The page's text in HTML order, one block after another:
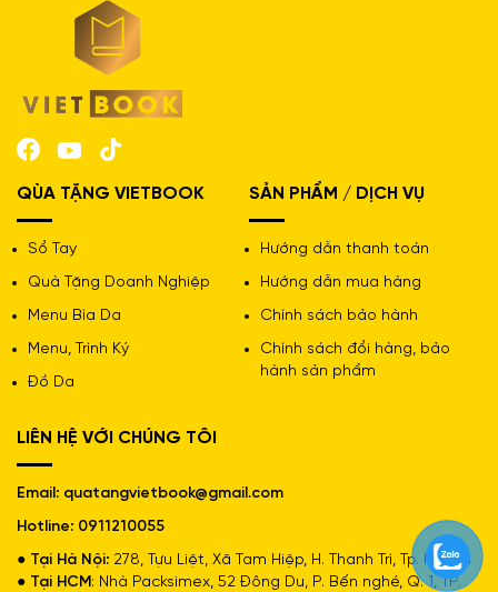
QÙA TẶNG VIETBOOK
Sổ Tay
Quà Tặng Doanh Nghiệp
Menu Bìa Da
Menu, Trình Ký
Đồ Da
SẢN PHẨM / DỊCH VỤ
Hướng dẫn thanh toán
Hướng dẫn mua hàng
Chính sách bảo hành
Chính sách đổi hàng, bảo
hành sản phẩm
LIÊN HỆ VỚI CHÚNG TÔI
Email: quatangvietbook@gmail.com
Hotline: 0911210055
● Tại Hà Nội: 278, Tựu Liệt, Xã Tam Hiệp, H. Thanh Trì, Tp. Hà Nội
● Tại HCM : Nhà Packsimex, 52 Đông Du, P. Bến nghé, Q. 1, TP.